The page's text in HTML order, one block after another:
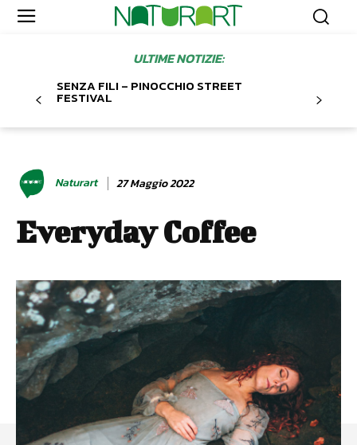
ULTIME NOTIZIE:
SENZA FILI – PINOCCHIO STREET
FESTIVAL
Naturart 27 Maggio 2022
Everyday Coffee